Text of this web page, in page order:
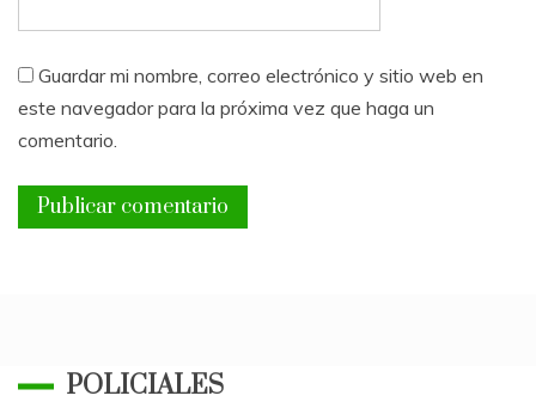
Guardar mi nombre, correo electrónico y sitio web en
este navegador para la próxima vez que haga un
comentario.
POLICIALES